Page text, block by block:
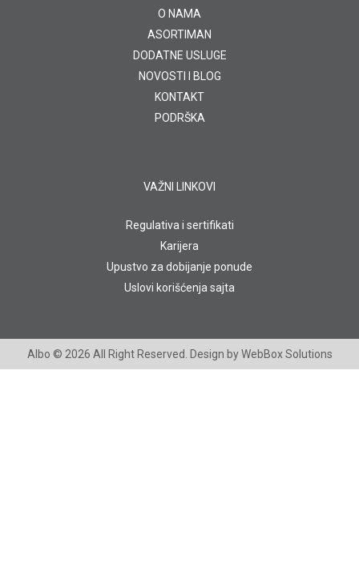
O NAMA
ASORTIMAN
DODATNE USLUGE
NOVOSTI I BLOG
KONTAKT
PODRŠKA
VAŽNI LINKOVI
Regulativa i sertifikati
Karijera
Upustvo za dobijanje ponude
Uslovi korišćenja sajta
Albo © 2026 All Right Reserved. Design byWebBox Solutions